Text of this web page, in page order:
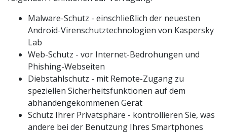
Malware-Schutz - einschließlich der neuesten
Android-Virenschutztechnologien von Kaspersky
Lab
Web-Schutz - vor Internet-Bedrohungen und
Phishing-Webseiten
Diebstahlschutz - mit Remote-Zugang zu
speziellen Sicherheitsfunktionen auf dem
abhandengekommenen Gerät
Schutz Ihrer Privatsphäre - kontrollieren Sie, was
andere bei der Benutzung Ihres Smartphones